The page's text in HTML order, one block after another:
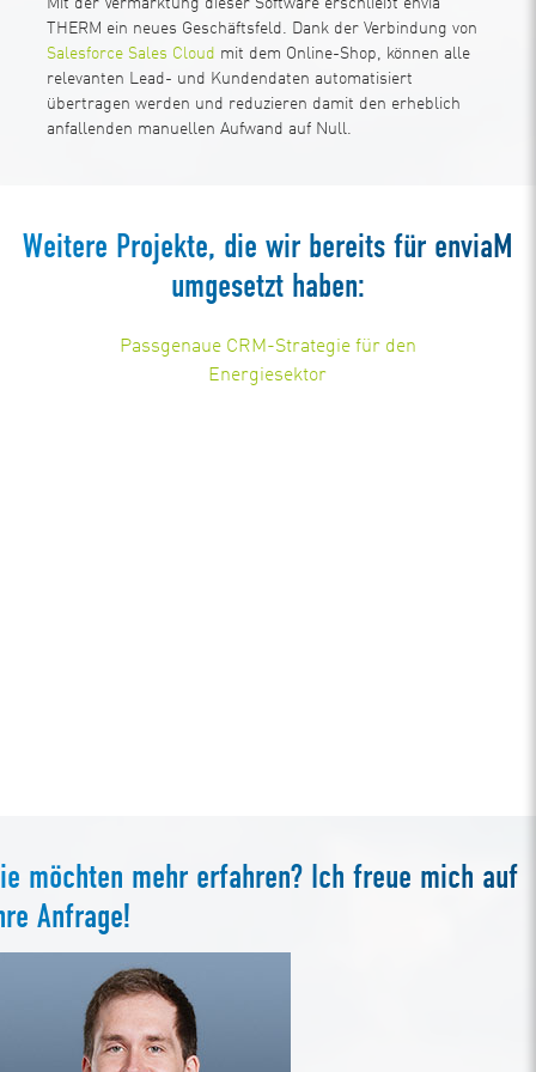
Mit der Vermarktung dieser Software erschließt envia
THERM ein neues Geschäftsfeld. Dank der Verbindung von
Salesforce Sales Cloud mit dem Online-Shop, können alle
relevanten Lead- und Kundendaten automatisiert
übertragen werden und reduzieren damit den erheblich
anfallenden manuellen Aufwand auf Null.
Weitere Projekte, die wir bereits für enviaM
umgesetzt haben:
Passgenaue CRM-Strategie für den
Energiesektor
möchten mehr erfahren? Ich freue mich auf
Anfrage!